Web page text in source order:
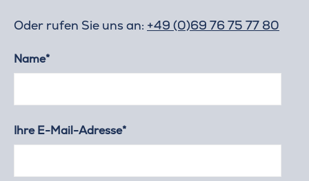
Oder rufen Sie uns an: +49 (0)69 76 75 77 80
Name*
Ihre E-Mail-Adresse*